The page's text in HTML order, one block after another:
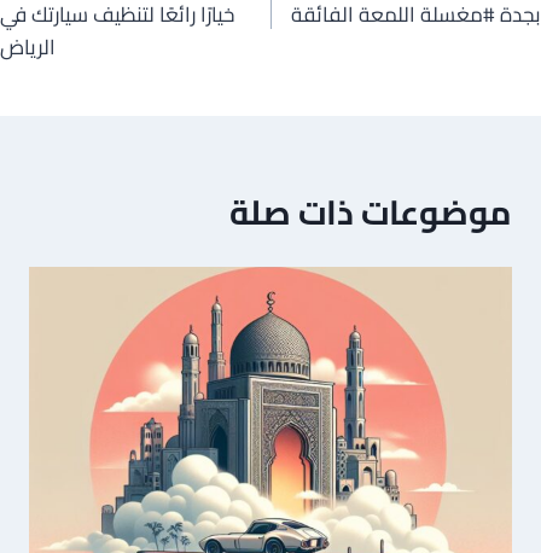
بجدة #مغسلة اللمعة الفائقة
خيارًا رائعًا لتنظيف سيارتك في
الرياض
موضوعات ذات صلة